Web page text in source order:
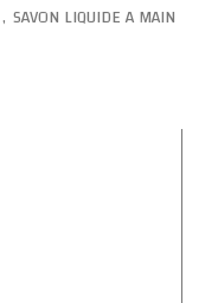
, SAVON LIQUIDE A MAIN